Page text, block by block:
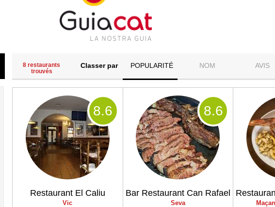
8 restaurants
trouvés
Classer par POPULARITÉ NOM AVIS
Restaurant El Caliu
Vic
8.6
Bar Restaurant Can Rafael
Seva
8.6